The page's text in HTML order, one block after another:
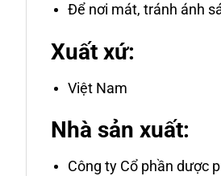
Để nơi mát, tránh ánh
Xuất xứ:
Việt Nam
Nhà sản xuất:
Công ty Cổ phần dược